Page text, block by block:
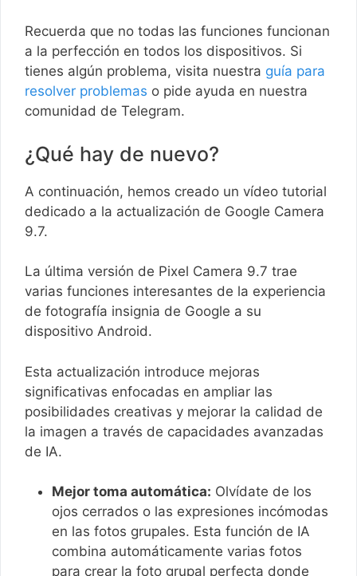
Recuerda que no todas las funciones funcionan
a la perfección en todos los dispositivos. Si
tienes algún problema, visita nuestra guía para
resolver problemas o pide ayuda en nuestra
comunidad de Telegram.
¿Qué hay de nuevo?
A continuación, hemos creado un vídeo tutorial
dedicado a la actualización de Google Camera
9.7.
La última versión de Pixel Camera 9.7 trae
varias funciones interesantes de la experiencia
de fotografía insignia de Google a su
dispositivo Android.
Esta actualización introduce mejoras
significativas enfocadas en ampliar las
posibilidades creativas y mejorar la calidad de
la imagen a través de capacidades avanzadas
de IA.
Mejor toma automática: Olvídate de los
ojos cerrados o las expresiones incómodas
en las fotos grupales. Esta función de IA
combina automáticamente varias fotos
para crear la foto grupal perfecta donde